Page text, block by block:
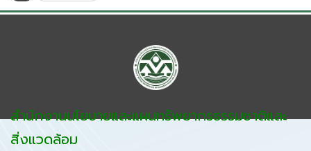
สำนักงานนโยบายและแผนทรัพยากรธรรมชาติและ
สิ่งแวดล้อม